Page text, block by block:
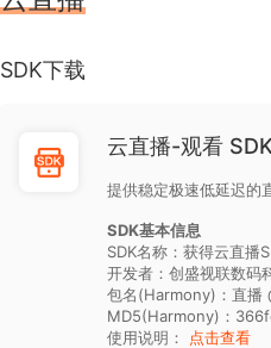
SDK下载
云直播-观看
提供稳定极速低延迟的
SDK基本信息
SDK名称：获得云直播
开发者：创盛视联数码
包名(Harmony)：直播
MD5(Harmony)：
使用说明：
点击查看